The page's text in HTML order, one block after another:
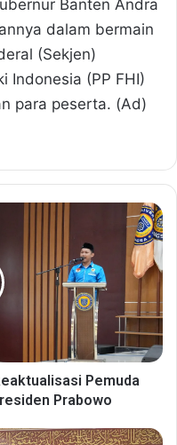
Banten Andra
dalam bermain
(Sekjen)
Indonesia (PP FHI)
para peserta. (Ad)
Pemuda
Prabowo